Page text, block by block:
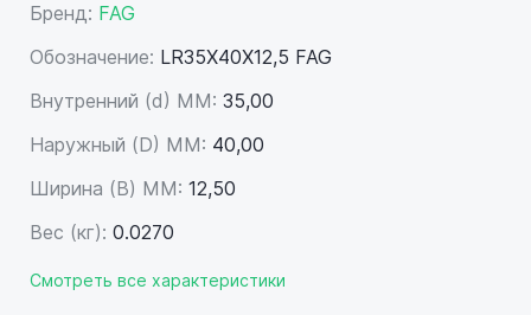
Бренд: FAG
Обозначение: LR35X40X12,5 FAG
Внутренний (d) ММ: 35,00
Наружный (D) ММ: 40,00
Ширина (B) MM: 12,50
Вес (кг): 0.0270
Смотреть все характеристики